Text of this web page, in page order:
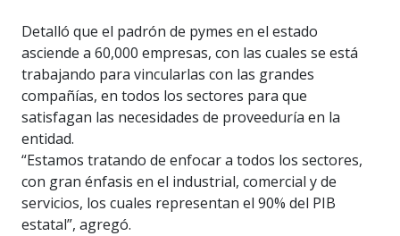
Detalló que el padrón de pymes en el estado
asciende a 60,000 empresas, con las cuales se está
trabajando para vincularlas con las grandes
compañías, en todos los sectores para que
satisfagan las necesidades de proveeduría en la
entidad.
“Estamos tratando de enfocar a todos los sectores,
con gran énfasis en el industrial, comercial y de
servicios, los cuales representan el 90% del PIB
estatal”, agregó.